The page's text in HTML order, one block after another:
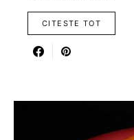
CITESTE TOT